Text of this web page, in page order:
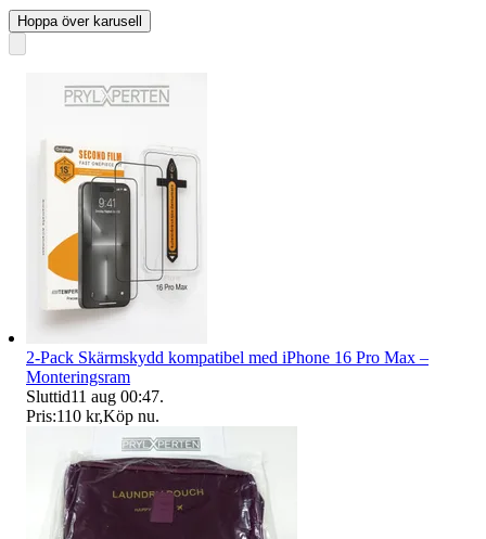
Hoppa över karusell
2-Pack Skärmskydd kompatibel med iPhone 16 Pro Max –
Monteringsram
Sluttid11 aug 00:47.
Pris:110 kr,Köp nu.